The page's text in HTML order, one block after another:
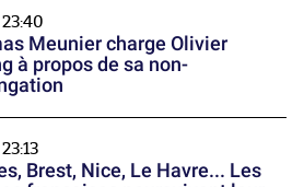
Meunier charge Olivier
à propos de sa non-
Brest, Nice, Le Havre... Les